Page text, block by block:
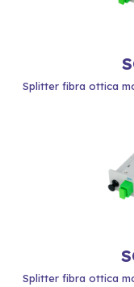
Splitter fibra ottica
Splitter fibra ottica